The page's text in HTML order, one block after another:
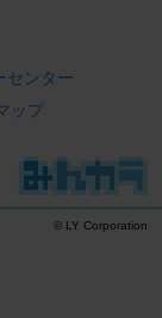
センター
ップ
© LY Corporation